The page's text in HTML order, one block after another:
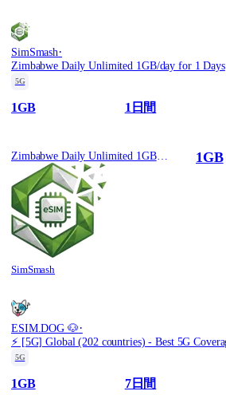
SimSmash·
Zimbabwe Daily Unlimited 1GB/day for 1 Days
5G
1GB 1日間
Zimbabwe Daily Unlimited 1GB/day for 1 Days
SimSmash
1GB
ESIM.DOG 🐶·
5G
1GB 7日間